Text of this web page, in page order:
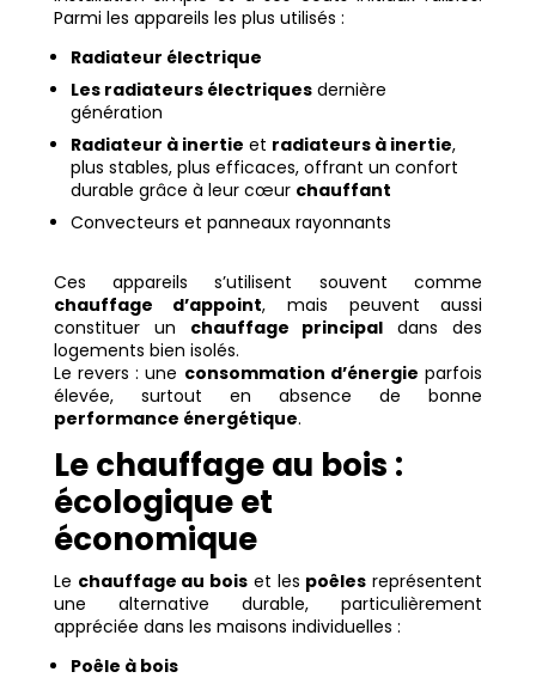
Parmi les appareils les plus utilisés :
Radiateur électrique
Les radiateurs électriquesdernière
génération
Radiateur à inertie et radiateurs à inertie,
plus stables, plus efficaces, offrant un confort
durable grâce à leur cœur chauffant
Convecteurs et panneaux rayonnants
Ces appareils s’utilisent souvent comme
chauffage d’appoint, mais peuvent aussi
constituer un chauffage principal dans des
logements bien isolés.
Le revers : une consommation d’énergie parfois
élevée, surtout en absence de bonne
performance énergétique.
Le chauffage au bois :
écologique et
économique
Le chauffage au bois et les poêles représentent
une alternative durable, particulièrement
appréciée dans les maisons individuelles :
Poêle à bois